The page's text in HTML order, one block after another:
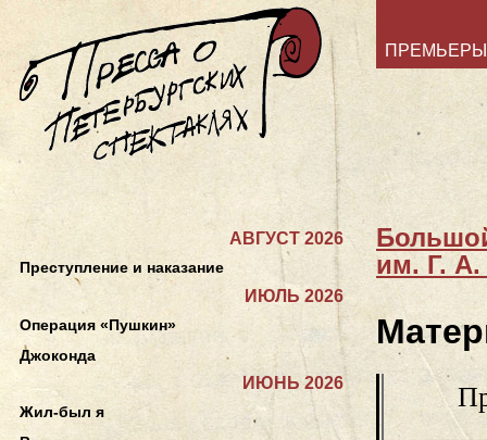
ПРЕМЬЕРЫ
им. Г. А.
АВГУСТ 2026
Преступление и наказание
ИЮЛЬ 2026
Операция «Пушкин»
Джоконда
ИЮНЬ 2026
Жил-был я